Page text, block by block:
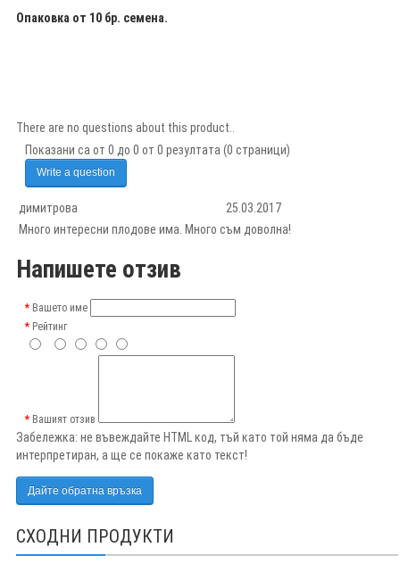
Опаковка от 10 бр. семена.
There are no questions about this product..
Показани са от 0 до 0 от 0 резултата (0 страници)
Write a question
димитрова
25.03.2017
Много интересни плодове има. Много съм доволна!
Напишете отзив
Вашето име
Рейтинг
Вашият отзив
Забележка: не въвеждайте HTML код, тъй като той няма да бъде
интерпретиран, а ще се покаже като текст!
Дайте обратна връзка
СХОДНИ ПРОДУКТИ